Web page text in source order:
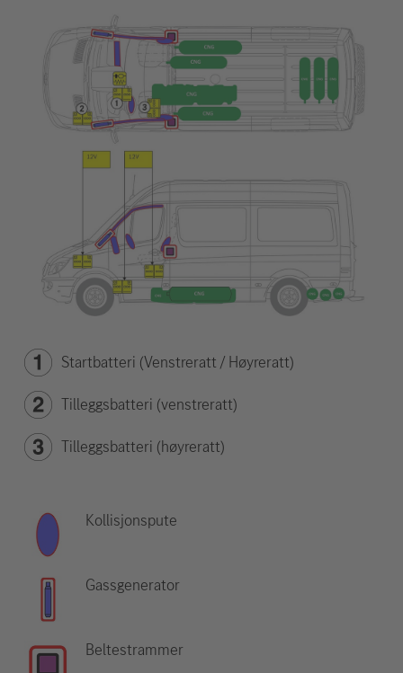
Startbatteri (Venstreratt / Høyreratt)
Tilleggsbatteri (venstreratt)
Tilleggsbatteri (høyreratt)
Kollisjonspute
Gassgenerator
Beltestrammer